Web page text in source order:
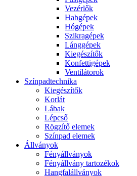
Vezérlők
Habgépek
Hógépek
Szikragépek
Lánggépek
Kiegészítők
Konfettigépek
Ventilátorok
Színpadtechnika
Kiegészítők
Korlát
Lábak
Lépcső
Rögzítő elemek
Színpad elemek
Állványok
Fényállványok
Fényállvány tartozékok
Hangfalállványok